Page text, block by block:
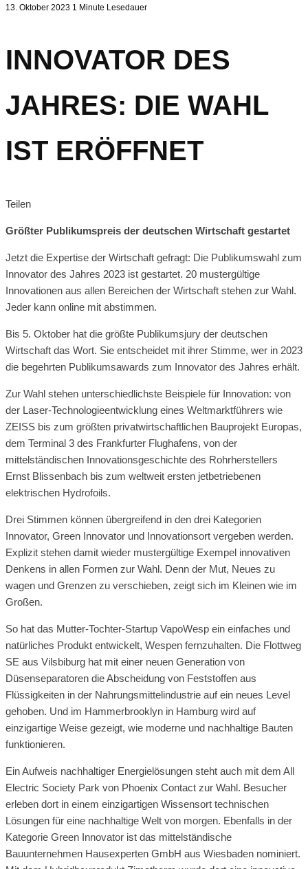
13. Oktober 2023 1 Minute Lesedauer
INNOVATOR DES
JAHRES: DIE WAHL
IST ERÖFFNET
Teilen
Größter Publikumspreis der deutschen Wirtschaft gestartet
Jetzt die Expertise der Wirtschaft gefragt: Die Publikumswahl zum
Innovator des Jahres 2023 ist gestartet. 20 mustergültige
Innovationen aus allen Bereichen der Wirtschaft stehen zur Wahl.
Jeder kann online mit abstimmen.
Bis 5. Oktober hat die größte Publikumsjury der deutschen
Wirtschaft das Wort. Sie entscheidet mit ihrer Stimme, wer in 2023
die begehrten Publikumsawards zum Innovator des Jahres erhält.
Zur Wahl stehen unterschiedlichste Beispiele für Innovation: von
der Laser-Technologieentwicklung eines Weltmarktführers wie
ZEISS bis zum größten privatwirtschaftlichen Bauprojekt Europas,
dem Terminal 3 des Frankfurter Flughafens, von der
mittelständischen Innovationsgeschichte des Rohrherstellers
Ernst Blissenbach bis zum weltweit ersten jetbetriebenen
elektrischen Hydrofoils.
Drei Stimmen können übergreifend in den drei Kategorien
Innovator, Green Innovator und Innovationsort vergeben werden.
Explizit stehen damit wieder mustergültige Exempel innovativen
Denkens in allen Formen zur Wahl. Denn der Mut, Neues zu
wagen und Grenzen zu verschieben, zeigt sich im Kleinen wie im
Großen.
So hat das Mutter-Tochter-Startup VapoWesp ein einfaches und
natürliches Produkt entwickelt, Wespen fernzuhalten. Die Flottweg
SE aus Vilsbiburg hat mit einer neuen Generation von
Düsenseparatoren die Abscheidung von Feststoffen aus
Flüssigkeiten in der Nahrungsmittelindustrie auf ein neues Level
gehoben. Und im Hammerbrooklyn in Hamburg wird auf
einzigartige Weise gezeigt, wie moderne und nachhaltige Bauten
funktionieren.
Ein Aufweis nachhaltiger Energielösungen steht auch mit dem All
Electric Society Park von Phoenix Contact zur Wahl. Besucher
erleben dort in einem einzigartigen Wissensort technischen
Lösungen für eine nachhaltige Welt von morgen. Ebenfalls in der
Kategorie Green Innovator ist das mittelständische
Bauunternehmen Hausexperten GmbH aus Wiesbaden nominiert.